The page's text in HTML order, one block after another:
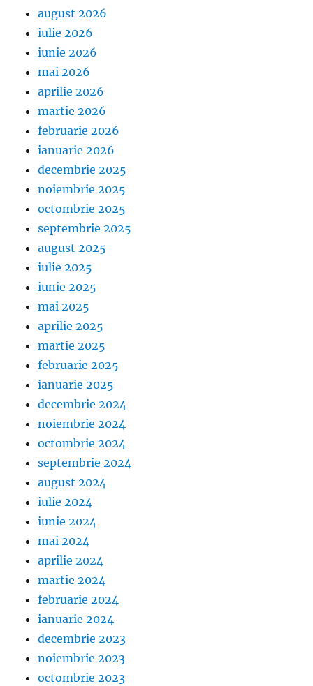
august 2026
iulie 2026
iunie 2026
mai 2026
aprilie 2026
martie 2026
februarie 2026
ianuarie 2026
decembrie 2025
noiembrie 2025
octombrie 2025
septembrie 2025
august 2025
iulie 2025
iunie 2025
mai 2025
aprilie 2025
martie 2025
februarie 2025
ianuarie 2025
decembrie 2024
noiembrie 2024
octombrie 2024
septembrie 2024
august 2024
iulie 2024
iunie 2024
mai 2024
aprilie 2024
martie 2024
februarie 2024
ianuarie 2024
decembrie 2023
noiembrie 2023
octombrie 2023